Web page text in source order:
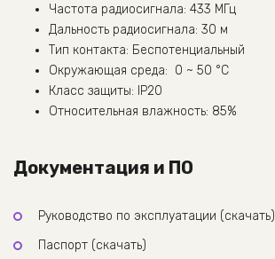
Частота радиосигнала: 433 МГц
Дальность радиосигнала: 30 м
Тип контакта: Беспотенциальный
Окружающая среда: 0 ~ 50 °C
Класс защиты: IP20
Относительная влажность: 85%
Документация и ПО
Руководство по эксплуатации (скачать)
Паспорт (скачать)